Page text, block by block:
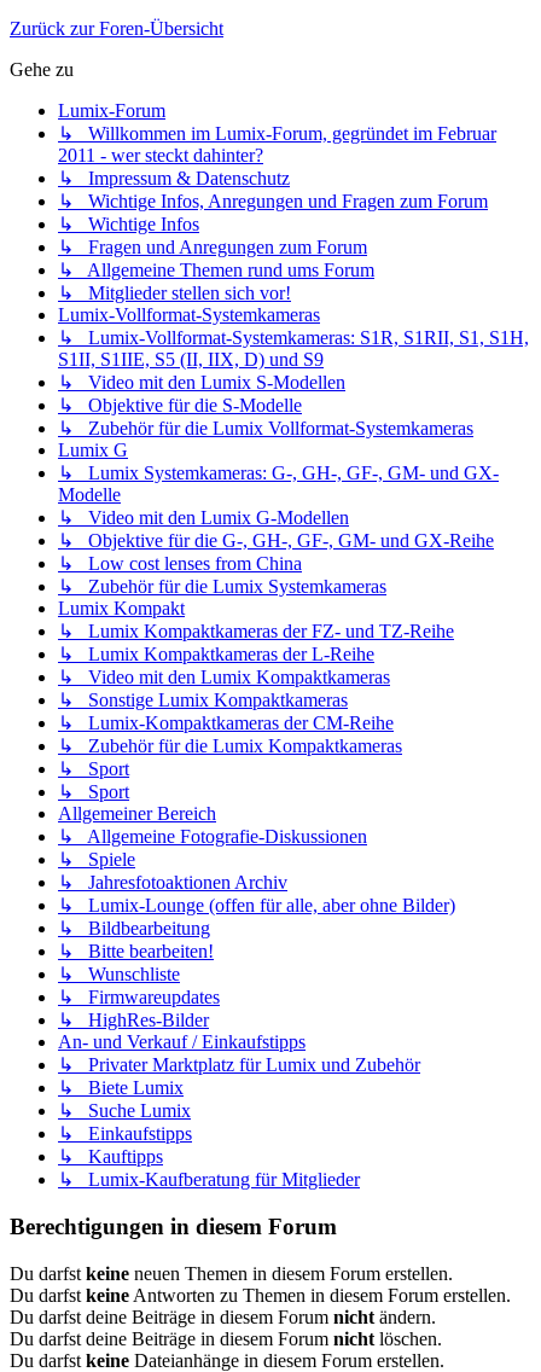
Zurück zur Foren-Übersicht
Gehe zu
Lumix-Forum
↳ Willkommen im Lumix-Forum, gegründet im Februar
2011 - wer steckt dahinter?
↳ Impressum & Datenschutz
↳ Wichtige Infos, Anregungen und Fragen zum Forum
↳ Wichtige Infos
↳ Fragen und Anregungen zum Forum
↳ Allgemeine Themen rund ums Forum
↳ Mitglieder stellen sich vor!
Lumix-Vollformat-Systemkameras
↳ Lumix-Vollformat-Systemkameras: S1R, S1RII, S1, S1H,
S1II, S1IIE, S5 (II, IIX, D) und S9
↳ Video mit den Lumix S-Modellen
↳ Objektive für die S-Modelle
↳ Zubehör für die Lumix Vollformat-Systemkameras
Lumix G
↳ Lumix Systemkameras: G-, GH-, GF-, GM- und GX-
Modelle
↳ Video mit den Lumix G-Modellen
↳ Objektive für die G-, GH-, GF-, GM- und GX-Reihe
↳ Low cost lenses from China
↳ Zubehör für die Lumix Systemkameras
Lumix Kompakt
↳ Lumix Kompaktkameras der FZ- und TZ-Reihe
↳ Lumix Kompaktkameras der L-Reihe
↳ Video mit den Lumix Kompaktkameras
↳ Sonstige Lumix Kompaktkameras
↳ Lumix-Kompaktkameras der CM-Reihe
↳ Zubehör für die Lumix Kompaktkameras
↳ Sport
↳ Sport
Allgemeiner Bereich
↳ Allgemeine Fotografie-Diskussionen
↳ Spiele
↳ Jahresfotoaktionen Archiv
↳ Lumix-Lounge (offen für alle, aber ohne Bilder)
↳ Bildbearbeitung
↳ Bitte bearbeiten!
↳ Wunschliste
↳ Firmwareupdates
↳ HighRes-Bilder
An- und Verkauf / Einkaufstipps
↳ Privater Marktplatz für Lumix und Zubehör
↳ Biete Lumix
↳ Suche Lumix
↳ Einkaufstipps
↳ Kauftipps
↳ Lumix-Kaufberatung für Mitglieder
Berechtigungen in diesem Forum
Du darfst keine neuen Themen in diesem Forum erstellen.
Du darfst keine Antworten zu Themen in diesem Forum erstellen.
Du darfst deine Beiträge in diesem Forum nicht ändern.
Du darfst deine Beiträge in diesem Forum nicht löschen.
Du darfst keine Dateianhänge in diesem Forum erstellen.